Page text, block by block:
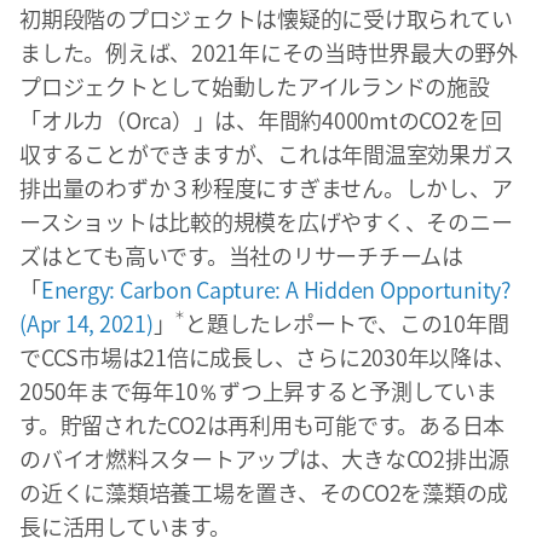
初期段階のプロジェクトは懐疑的に受け取られてい
ました。例えば、2021年にその当時世界最大の野外
プロジェクトとして始動したアイルランドの施設
「オルカ（Orca）」は、年間約4000mtのCO2を回
収することができますが、これは年間温室効果ガス
排出量のわずか３秒程度にすぎません。しかし、ア
ースショットは比較的規模を広げやすく、そのニー
ズはとても高いです。当社のリサーチチームは
「Energy: Carbon Capture: A Hidden Opportunity?
(Apr 14, 2021) 」 ＊ と題したレポートで、この10年間
でCCS市場は21倍に成長し、さらに2030年以降は、
2050年まで毎年10％ずつ上昇すると予測していま
す。貯留されたCO2は再利用も可能です。ある日本
のバイオ燃料スタートアップは、大きなCO2排出源
の近くに藻類培養工場を置き、そのCO2を藻類の成
長に活用しています。